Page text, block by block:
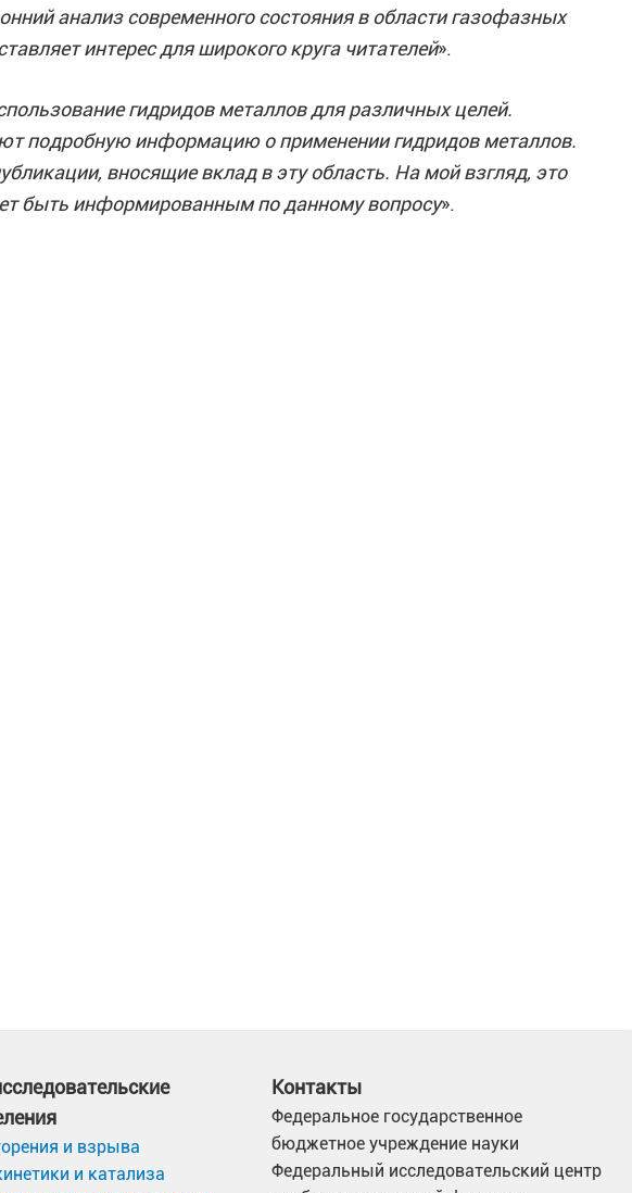
анализ современного состояния в области газофазных
интерес для широкого круга читателей».
гидридов металлов для различных целей.
подробную информацию о применении гидридов металлов.
вносящие вклад в эту область. На мой взгляд, это
быть информированным по данному вопросу».
и взрыва
и катализа
Контакты
Федеральное государственное
бюджетное учреждение науки
Федеральный исследовательский центр